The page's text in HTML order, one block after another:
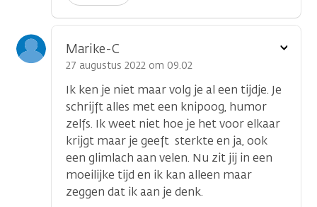
Marike-C
27 augustus 2022 om 09.02
Ik ken je niet maar volg je al een tijdje. Je
schrijft alles met een knipoog, humor
zelfs. Ik weet niet hoe je het voor elkaar
krijgt maar je geeft sterkte en ja, ook
een glimlach aan velen. Nu zit jij in een
moeilijke tijd en ik kan alleen maar
zeggen dat ik aan je denk.
Toon